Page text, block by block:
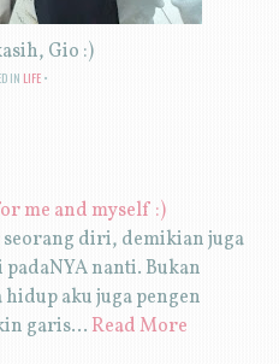
Gio :)
IN LIFE
me and myself :)
diri, demikian juga
nanti. Bukan
aku juga pengen
garis… Read More